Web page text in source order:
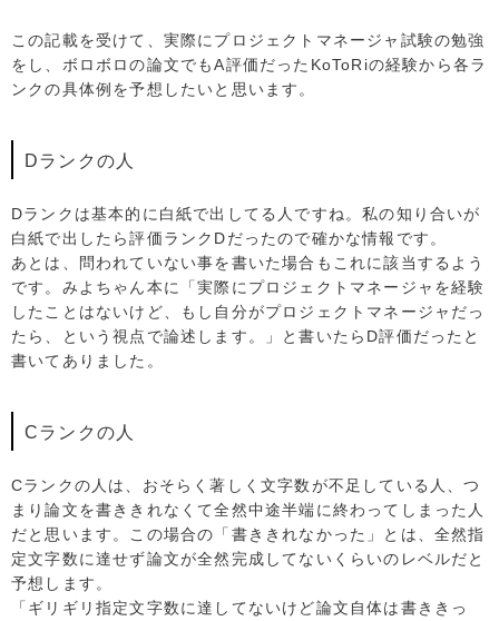
この記載を受けて、実際にプロジェクトマネージャ試験の勉強
をし、ボロボロの論文でもA評価だったKoToRiの経験から各ラ
ンクの具体例を予想したいと思います。
Dランクの人
Dランクは基本的に白紙で出してる人ですね。私の知り合いが
白紙で出したら評価ランクDだったので確かな情報です。
あとは、問われていない事を書いた場合もこれに該当するよう
です。みよちゃん本に「実際にプロジェクトマネージャを経験
したことはないけど、もし自分がプロジェクトマネージャだっ
たら、という視点で論述します。」と書いたらD評価だったと
書いてありました。
Cランクの人
Cランクの人は、おそらく著しく文字数が不足している人、つ
まり論文を書ききれなくて全然中途半端に終わってしまった人
だと思います。この場合の「書ききれなかった」とは、全然指
定文字数に達せず論文が全然完成してないくらいのレベルだと
予想します。
「ギリギリ指定文字数に達してないけど論文自体は書ききっ